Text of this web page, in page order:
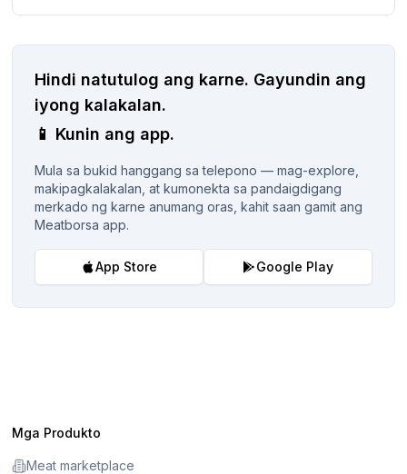
Hindi natutulog ang karne. Gayundin ang
iyong kalakalan.
📱 Kunin ang app.
Mula sa bukid hanggang sa telepono — mag-explore,
makipagkalakalan, at kumonekta sa pandaigdigang
merkado ng karne anumang oras, kahit saan gamit ang
Meatborsa app.
App Store Google Play
Mga Produkto
Meat marketplace